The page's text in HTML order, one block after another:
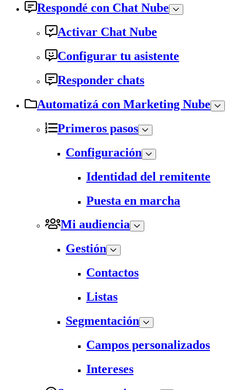
Respondé con Chat Nube
Activar Chat Nube
Configurar tu asistente
Responder chats
Automatizá con Marketing Nube
Primeros pasos
Configuración
Identidad del remitente
Puesta en marcha
Mi audiencia
Gestión
Contactos
Listas
Segmentación
Campos personalizados
Intereses